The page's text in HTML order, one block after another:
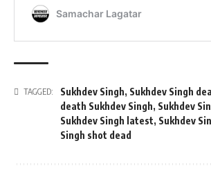
TAGGED: Sukhdev Singh, Sukhdev Singh
death Sukhdev Singh, Sukhdev
Sukhdev Singh latest, Sukhdev
Singh shot dead